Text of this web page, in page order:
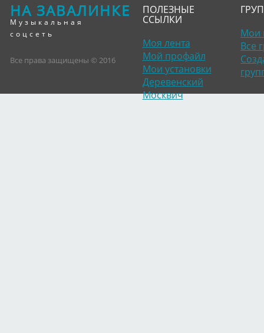
НА ЗАВАЛИНКЕ
Музыкальная
соцсеть
Все права защищены © 2016
ПОЛЕЗНЫЕ
ССЫЛКИ
Моя лента
Мой профайл
Мои установки
Деревенский
Москвич
Мои
Все